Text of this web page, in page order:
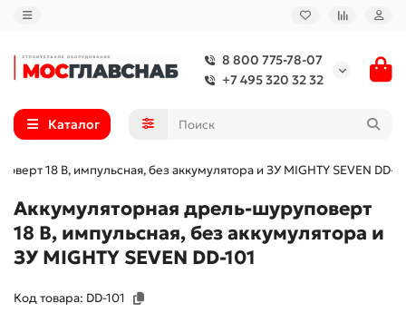
8 800 775-78-07
+7 495 320 32 32
Каталог
18 В, импульсная, без аккумулятора и ЗУ MIGHTY SEVEN DD-
Аккумуляторная дрель-шуруповерт
18 В, импульсная, без аккумулятора и
ЗУ MIGHTY SEVEN DD-101
Код товара: DD-101